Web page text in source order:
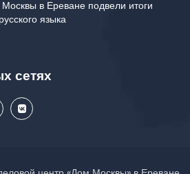
в Ереване подвели итоги
языка
сетях